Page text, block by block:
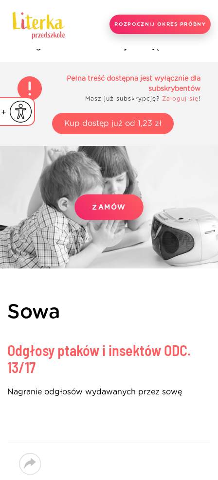
czcionkę
czcionka
Powiększ czcionkę
ROZPOCZNIJ OKRES PRÓBNY
Pełna treść dostępna jest wyłącznie dla
subskrybentów
Masz już subskrypcję? Zaloguj się!
Kup dostęp już od 1,23 zł
ZAMÓW
Sowa
Odgłosy ptaków i insektówODC.
13/17
Nagranie odgłosów wydawanych przez sowę